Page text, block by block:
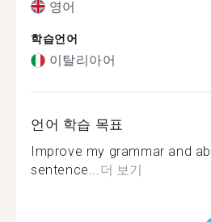
영어
학습언어
이탈리아어
언어 학습 목표
Improve my grammar and
sentence...더 보기